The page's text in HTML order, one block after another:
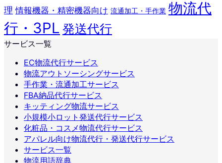
理 情報機器・精密機器向け 流通加工・手作業 物流代
行・3PL 発送代行
サービス一覧
EC物流代行サービス
物流アウトソーシングサービス
手作業・流通加工サービス
FBA納品代行サービス
キッティング物流サービス
小規模小ロット発送代行サービス
化粧品・コスメ物流代行サービス
アパレル向け物流代行・発送代行サービス
サービス一覧
物流用語辞典